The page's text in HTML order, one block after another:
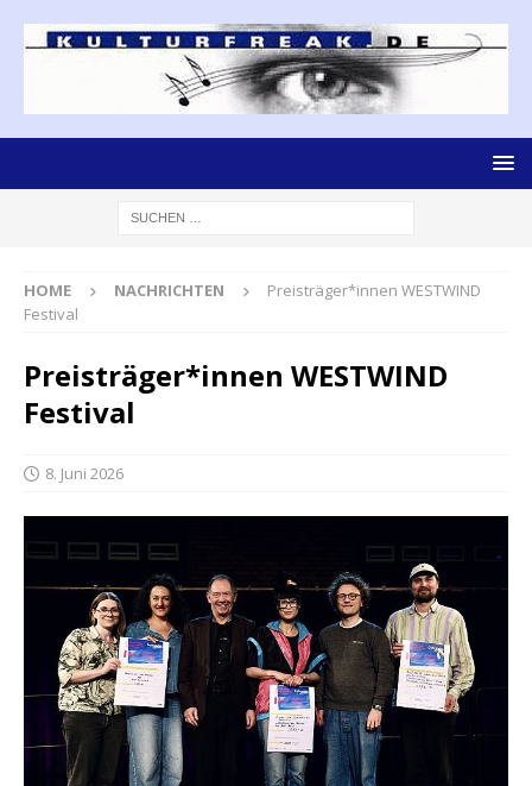
HOME NACHRICHTEN
Preisträger*innen WESTWIND
Festival
Preisträger*innen WESTWIND
Festival
8. Juni 2026